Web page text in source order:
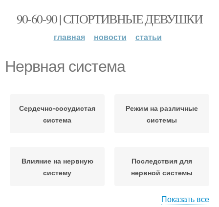
90-60-90 | СПОРТИВНЫЕ ДЕВУШКИ
главная новости статьи
Нервная система
Сердечно-сосудистая
система
Режим на различные
системы
Влияние на нервную
систему
Последствия для
нервной системы
Показать все